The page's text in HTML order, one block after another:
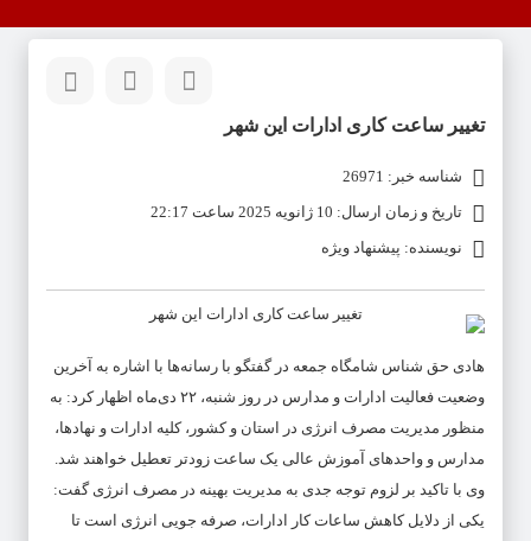
تغییر ساعت کاری ادارات این شهر
شناسه خبر: 26971
تاریخ و زمان ارسال: 10 ژانویه 2025 ساعت 22:17
نویسنده: پیشنهاد ویژه
هادی حق شناس شامگاه جمعه در گفتگو با رسانه‌ها با اشاره به آخرین
وضعیت فعالیت ادارات و مدارس در روز شنبه، ۲۲ دی‌ماه اظهار کرد: به
منظور مدیریت مصرف انرژی در استان و کشور، کلیه ادارات و نهادها،
مدارس و واحدهای آموزش عالی یک ساعت زودتر تعطیل خواهند شد.
وی با تاکید بر لزوم توجه جدی به مدیریت بهینه در مصرف انرژی گفت:
یکی از دلایل کاهش ساعات کار ادارات، صرفه جویی انرژی است تا